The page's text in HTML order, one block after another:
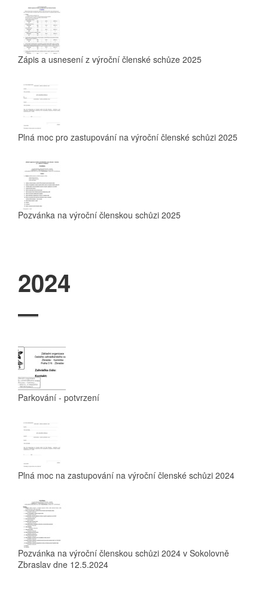
Zápis a usnesení z výroční členské schůze 2025
Plná moc pro zastupování na výroční členské schůzi 2025
Pozvánka na výroční členskou schůzi 2025
2024
Parkování - potvrzení
Plná moc na zastupování na výroční členské schůzi 2024
Pozvánka na výroční členskou schůzi 2024 v Sokolovně
Zbraslav dne 12.5.2024